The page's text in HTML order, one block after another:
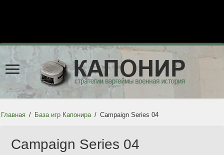
Главная / База игр Капонира / Campaign Series 04
Campaign Series 04